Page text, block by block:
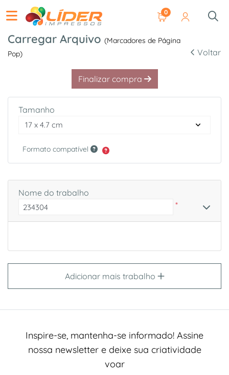
0
Carregar Arquivo (Marcadores de Página
Pop)
Voltar
Finalizar compra
Tamanho
Formato compatível
Nome do trabalho
*
Adicionar mais trabalho
Inspire-se, mantenha-se informado! Assine
nossa newsletter e deixe sua criatividade
voar